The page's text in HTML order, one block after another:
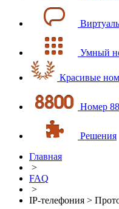
Умный
Красивые
Номер
Решения
Главная
>
FAQ
>
IP-телефония >